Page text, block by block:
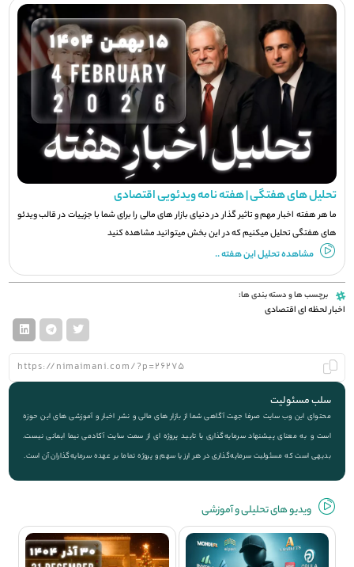
تحلیل های هفتگی | هفته نامه ویدئویی اقتصادی
ما هر هفته اخبار مهم و تاثیر گذار در دنیای بازار های مالی را برای شما با جزيیات در قالب ویدئو
های هفتگی تحلیل میکنیم که در این بخش میتوانید مشاهده کنید
مشاهده تحلیل این هفته ..
برچسب ها و دسته بندی ها:
اخبار لحظه ای اقتصادی
سلب مسئولیت
محتوای این وب سایت صرفا جهت آگاهی شما از بازار های مالی و نشر اخبار و آموزشی های این حوزه
است و به معنای پیشنهاد سرمایه‌گذاری یا تایید پروژه ای از سمت سایت آکادمی نیما ایمانی نیست.
بدیهی است که مسئولیت سرمایه‌گذاری در هر ارز یا سهم و پروژه تماما بر عهده سرمایه‌گذاران آن است.
ویديو های تحلیلی و آموزشی